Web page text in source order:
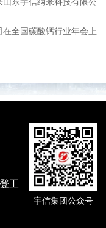
东宇信纳米科技有限公
全国碳酸钙行业年会上
工
宇信集团公众号